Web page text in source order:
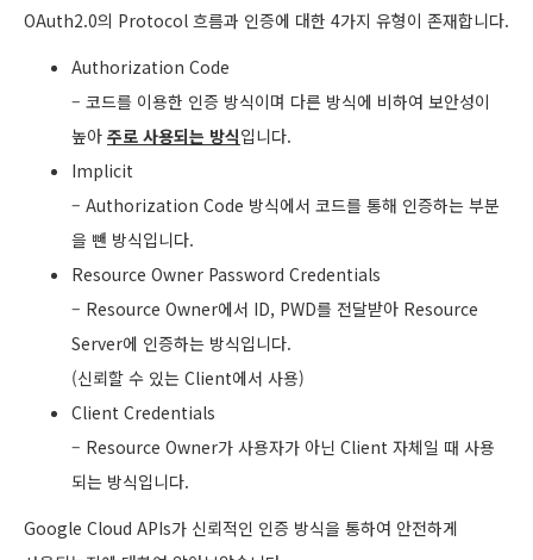
OAuth2.0의 Protocol 흐름과 인증에 대한 4가지 유형이 존재합니다.
Authorization Code
– 코드를 이용한 인증 방식이며 다른 방식에 비하여 보안성이
높아 주로 사용되는 방식입니다.
Implicit
– Authorization Code 방식에서 코드를 통해 인증하는 부분
을 뺀 방식입니다.
Resource Owner Password Credentials
– Resource Owner에서 ID, PWD를 전달받아 Resource
Server에 인증하는 방식입니다.
(신뢰할 수 있는 Client에서 사용)
Client Credentials
– Resource Owner가 사용자가 아닌 Client 자체일 때 사용
되는 방식입니다.
Google Cloud APIs가 신뢰적인 인증 방식을 통하여 안전하게